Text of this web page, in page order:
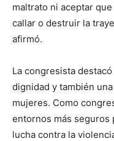
maltrato ni aceptar
callar o destruir la
afirmó.
La congresista
dignidad y también
mujeres. Como
entornos más seguros
lucha contra la